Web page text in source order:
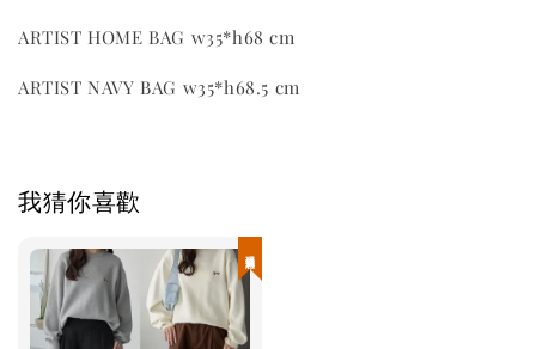
ARTIST HOME BAG w35*h68 cm
ARTIST NAVY BAG w35*h68.5 cm
我猜你喜歡